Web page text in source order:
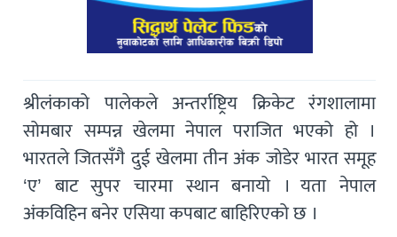
श्रीलंकाको पालेकले अन्तर्राष्ट्रिय क्रिकेट रंगशालामा
सोमबार सम्पन्न खेलमा नेपाल पराजित भएको हो ।
भारतले जितसँगै दुई खेलमा तीन अंक जोडेर भारत समूह
‘ए’ बाट सुपर चारमा स्थान बनायो । यता नेपाल
अंकविहिन बनेर एसिया कपबाट बाहिरिएको छ ।